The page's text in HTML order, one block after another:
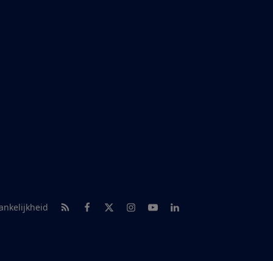
RSS-feed nieuws
Facebook
TwitterInstagram
YoutubeLinkedIn